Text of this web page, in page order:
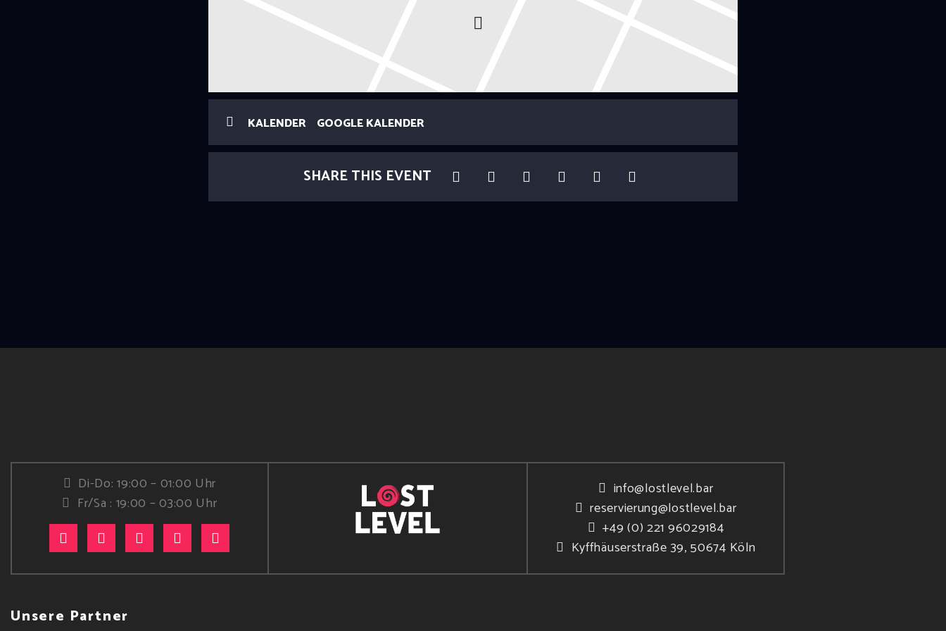
KALENDER GOOGLE KALENDER
SHARE THIS EVENT
Di-Do: 19:00 – 01:00 Uhr
Fr/Sa : 19:00 – 03:00 Uhr
info@lostlevel.bar
reservierung@lostlevel.bar
+49 (0) 221 96029184
Kyffhäuserstraße 39, 50674 Köln
Unsere Partner